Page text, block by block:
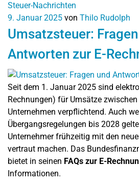
Steuer-Nachrichten
9. Januar 2025 von Thilo Rudolph
Umsatzsteuer:
Antworten zur E-
Seit dem 1. Januar 2025 sind
Rechnungen) für Umsätze
Unternehmen verpflichtend. Auch
Übergangsregelungen bis 2028
Unternehmer frühzeitig mit den
vertraut machen. Das
bietet in seinen FAQs zur E-
Informationen.